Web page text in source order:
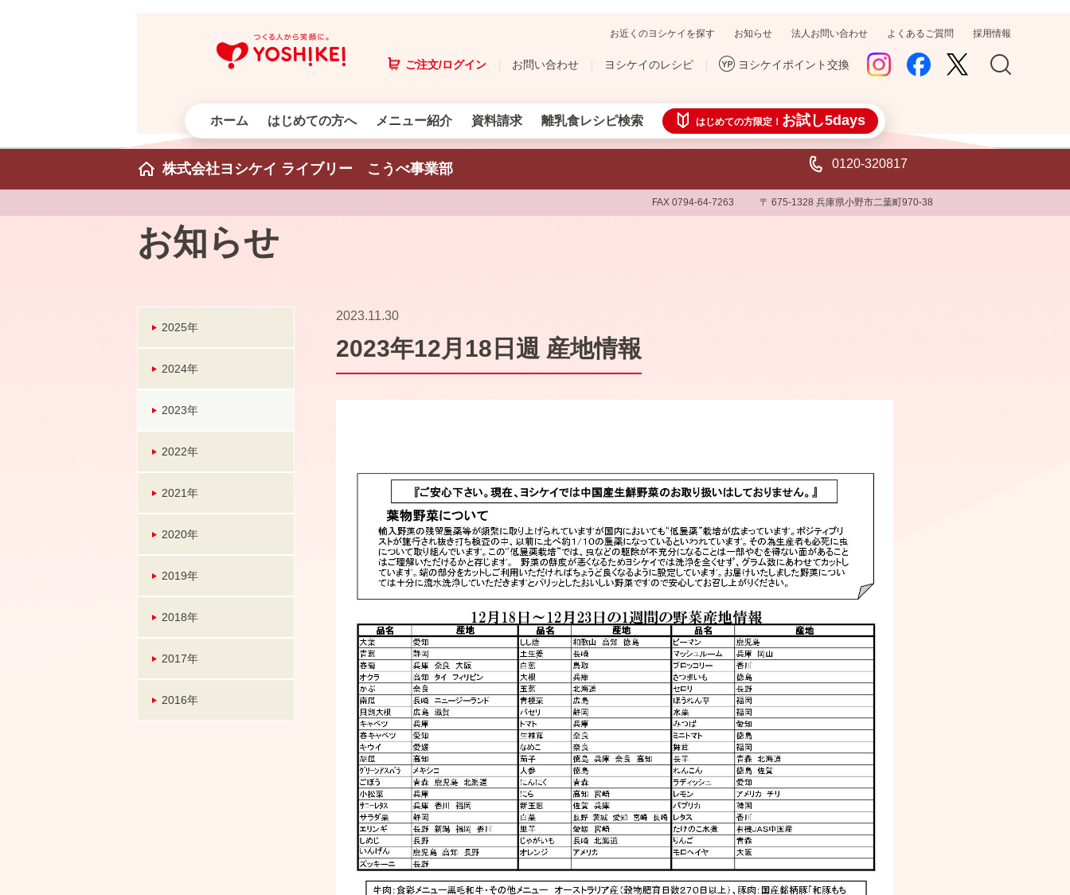
お近くのヨシケイを探す お知らせ 法人お問い合わせ よくあるご質問 採用情報
ご注文/ログイン お問い合わせ ヨシケイのレシピ ヨシケイポイント交換
ホーム はじめての方へ メニュー紹介 資料請求 離乳食レシピ検索 はじめての方限定！ お試し5days
株式会社ヨシケイ ライブリー こうべ事業部 0120-320817
FAX 0794-64-7263 〒 675-1328 兵庫県小野市二葉町970-38
お知らせ
2025年
2024年
2023年
2022年
2021年
2020年
2019年
2018年
2017年
2016年
2023.11.30
2023年12月18日週 産地情報